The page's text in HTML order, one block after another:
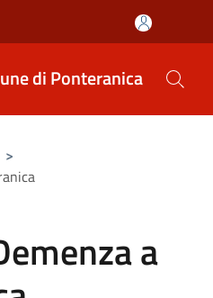
di Ponteranica
>
a